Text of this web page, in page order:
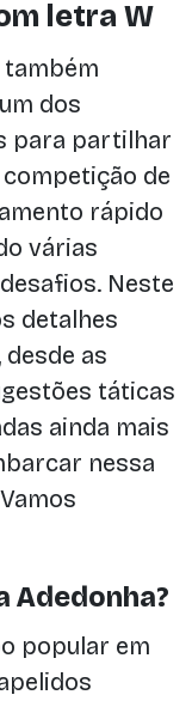
letra W
também
dos
para partilhar
de
rápido
várias
Neste
detalhes
as
táticas
ainda mais
nessa
Adedonha?
popular em